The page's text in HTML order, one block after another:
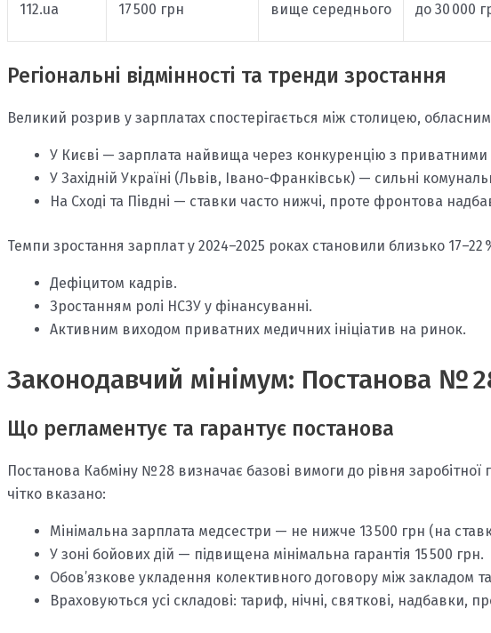
112.ua 17 500 грн вище середнього до 30 000
Регіональні відмінності та тренди зростання
Великий розрив у зарплатах спостерігається між столицею,
У Києві — зарплата найвища через конкуренцію з приватними
У Західній Україні (Львів, Івано-Франківськ) — сильні
На Сході та Півдні — ставки часто нижчі, проте фронтова
Темпи зростання зарплат у 2024–2025 роках становили близько 17–22
Дефіцитом кадрів.
Зростанням ролі НСЗУ у фінансуванні.
Активним виходом приватних медичних ініціатив на ринок.
Законодавчий мінімум: Постанова №
Що регламентує та гарантує постанова
Постанова Кабміну № 28 визначає базові вимоги до рівня
чітко вказано:
Мінімальна зарплата медсестри — не нижче 13 500 грн (на
У зоні бойових дій — підвищена мінімальна гарантія 15 500 грн.
Обов’язкове укладення колективного договору між закладом
Враховуються усі складові: тариф, нічні, святкові, надбавки,